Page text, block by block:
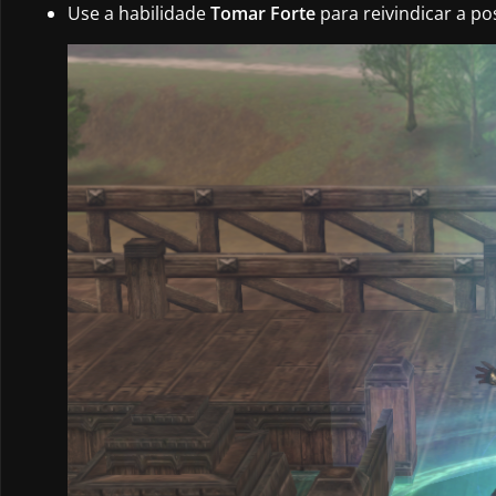
Use a habilidadeTomar Forte para reivindicar a